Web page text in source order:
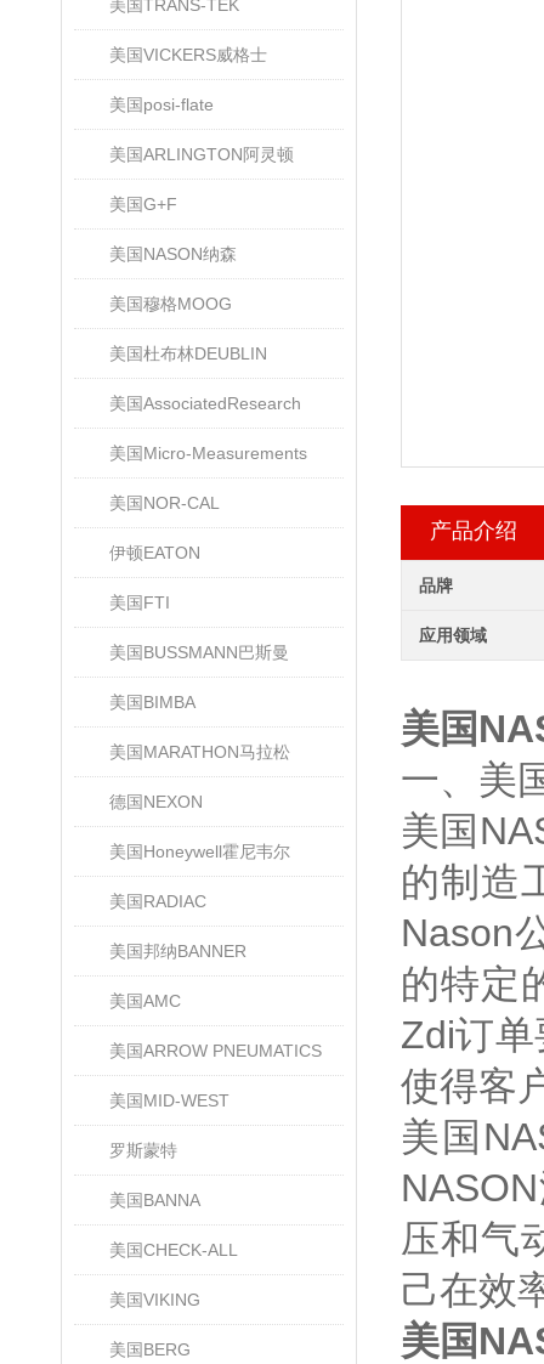
美国TRANS-TEK
美国VICKERS威格士
美国posi-flate
美国ARLINGTON阿灵顿
美国G+F
美国NASON纳森
美国穆格MOOG
美国杜布林DEUBLIN
美国AssociatedResearch
美国Micro-Measurements
美国NOR-CAL
伊顿EATON
美国FTI
美国BUSSMANN巴斯曼
美国BIMBA
美国MARATHON马拉松
德国NEXON
美国Honeywell霍尼韦尔
美国RADIAC
美国邦纳BANNER
美国AMC
美国ARROW PNEUMATICS
美国MID-WEST
罗斯蒙特
美国BANNA
美国CHECK-ALL
美国VIKING
美国BERG
产品介绍
品牌
应用领域
美国
一、美
美国
的制造
Nason
的特定
Zdi订
使得客
美国
压和气
己在效
美国